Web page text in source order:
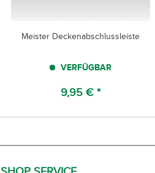
Meister Deckenabschlussleiste
VERFÜGBAR
9,95 € *